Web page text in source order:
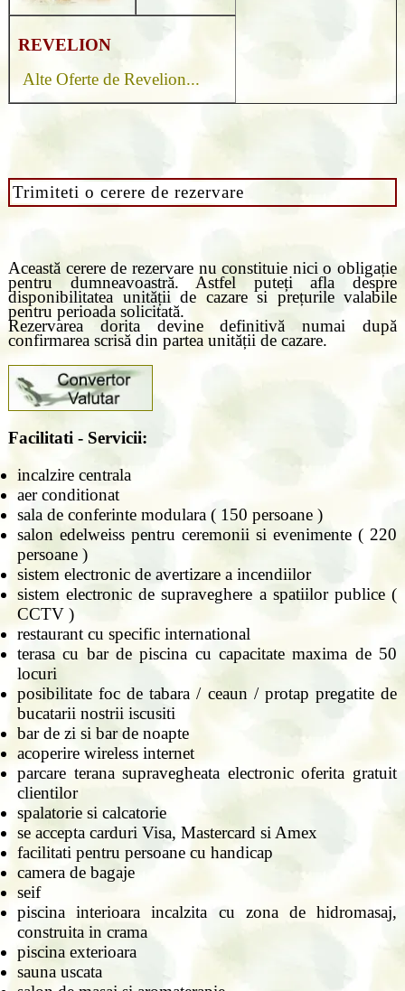
REVELION
Alte Oferte de Revelion...
Trimiteti o cerere de rezervare
Această cerere de rezervare nu constituie nici o obligație
pentru dumneavoastră. Astfel puteți afla despre
disponibilitatea unității de cazare si prețurile valabile
pentru perioada solicitată.
Rezervarea dorita devine definitivă numai după
confirmarea scrisă din partea unității de cazare.
Facilitati - Servicii:
incalzire centrala
aer conditionat
sala de conferinte modulara ( 150 persoane )
salon edelweiss pentru ceremonii si evenimente ( 220
persoane )
sistem electronic de avertizare a incendiilor
sistem electronic de supraveghere a spatiilor publice (
CCTV )
restaurant cu specific international
terasa cu bar de piscina cu capacitate maxima de 50
locuri
posibilitate foc de tabara / ceaun / protap pregatite de
bucatarii nostrii iscusiti
bar de zi si bar de noapte
acoperire wireless internet
parcare terana supravegheata electronic oferita gratuit
clientilor
spalatorie si calcatorie
se accepta carduri Visa, Mastercard si Amex
facilitati pentru persoane cu handicap
camera de bagaje
seif
piscina interioara incalzita cu zona de hidromasaj,
construita in crama
piscina exterioara
sauna uscata